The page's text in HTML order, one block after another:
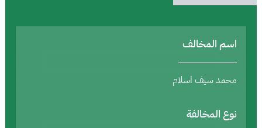
اسم المخالف
محمد سيف اسلام
نوع المخالفة